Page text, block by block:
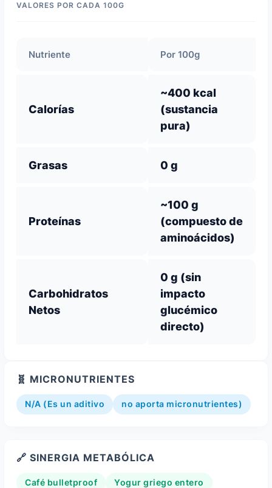
VALORES POR CADA 100G
Nutriente Por 100g
Calorías
~400 kcal
(sustancia
pura)
Grasas 0 g
Proteínas
~100 g
(compuesto de
aminoácidos)
Carbohidratos
Netos
0 g (sin
impacto
glucémico
directo)
🧬 MICRONUTRIENTES
N/A (Es un aditivo no aporta micronutrientes)
🔗 SINERGIA METABÓLICA
Café bulletproof Yogur griego entero